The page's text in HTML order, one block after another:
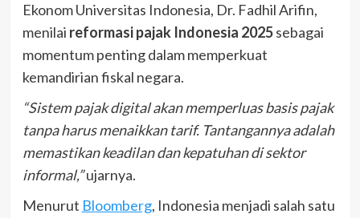
Ekonom Universitas Indonesia, Dr. Fadhil Arifin,
menilai reformasi pajak Indonesia 2025sebagai
momentum penting dalam memperkuat
kemandirian fiskal negara.
“Sistem pajak digital akan memperluas basis pajak
tanpa harus menaikkan tarif. Tantangannya adalah
memastikan keadilan dan kepatuhan di sektor
informal,”ujarnya.
Menurut Bloomberg, Indonesia menjadi salah satu